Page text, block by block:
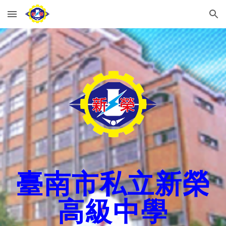
Skip to main content Skip to navigation
臺南市私立新榮
高級中學